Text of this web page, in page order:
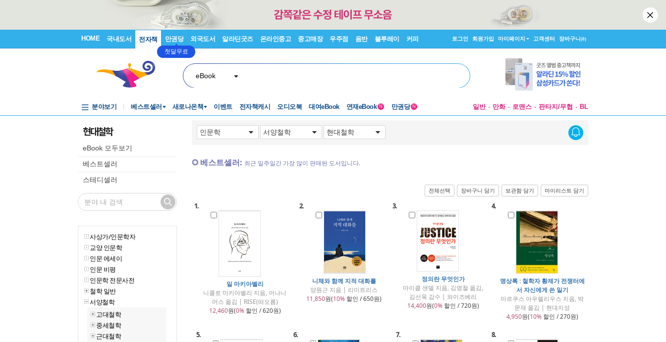
HOME 국내도서 전자책 만권당
첫달무료
외국도서 알라딘굿즈 온라인중고 중고매장 우주점 음반 블루레이 커피 로그인 회원가입 마이페이지 고객센터 장바구니(0)
eBook
분야보기 베스트셀러 새로나온책 이벤트 전자책캐시 오디오북 대여eBook 연재eBook N 만권당 N 일반 만화 로맨스 판타지/무협 BL
현대철학
eBook 모두보기
베스트셀러
스테디셀러
사상가/인문학자
교양 인문학
인문 에세이
인문 비평
인문학 전문사전
철학 일반
서양철학
고대철학
중세철학
근대철학
베스트셀러: 최근 일주일간 가장 많이 판매된 도서입니다.
전체선택 장바구니 담기 보관함 담기 마이리스트 담기
1.
일 마키아벨리
니콜로 마키아벨리 지음, 어나니
머스 옮김 | RISE(떠오름)
12,460원(0%할인 / 620원)
2.
니체와 함께 지적 대화를
양원근 지음 | 리미트리스
11,850원(10% 할인 / 650원)
3.
정의란 무엇인가
마이클 샌델 지음, 김명철 옮김,
김선욱 감수 | 와이즈베리
14,400원(0%할인 / 720원)
4.
명상록 : 철학자 황제가 전쟁터에
서 자신에게 쓴 일기
마르쿠스 아우렐리우스 지음, 박
문재 옮김 | 현대지성
4,950원(10%할인 / 270원)
5. 6. 7. 8.